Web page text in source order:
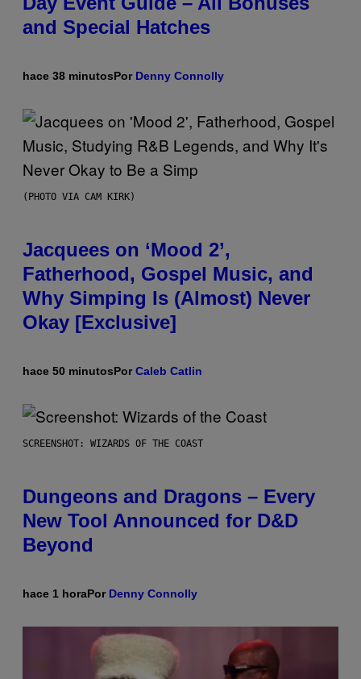
and Special Hatches
hace 38 minutosPor Denny Connolly
(PHOTO VIA CAM KIRK)
Jacquees on ‘Mood 2’,
Fatherhood, Gospel Music, and
Why Simping Is (Almost) Never
Okay [Exclusive]
hace 50 minutosPorCaleb Catlin
SCREENSHOT: WIZARDS OF THE COAST
Dungeons and Dragons – Every
New Tool Announced for D&D
Beyond
hace 1 horaPor Denny Connolly